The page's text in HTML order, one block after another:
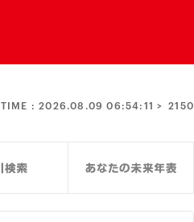
TIME :2026.08.09 06:54:11 > 2150